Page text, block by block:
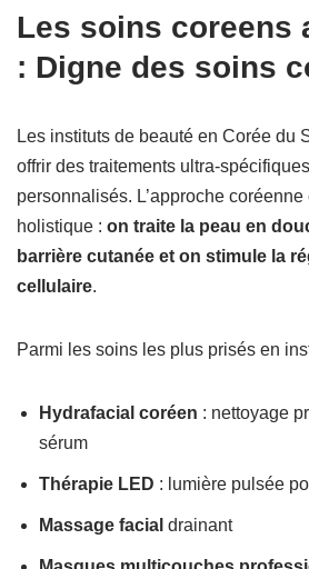
Les soins coreens
: Digne des soins
Les instituts de beauté en Corée du
offrir des traitements ultra-
personnalisés. L’approche
holistique : on traite la peau en
barrière cutanée et on stimule la
cellulaire.
Parmi les soins les plus prisés en
Hydrafacial coréen : nettoyage
sérum
Thérapie LED : lumière pulsée
Massage facial drainant